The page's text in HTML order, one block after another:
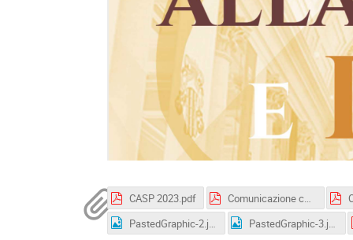
CASP 2023.pdf
Comunicazione corso di formazione.pdf
PastedGraphic-2.jpg
PastedGraphic-3.jpg